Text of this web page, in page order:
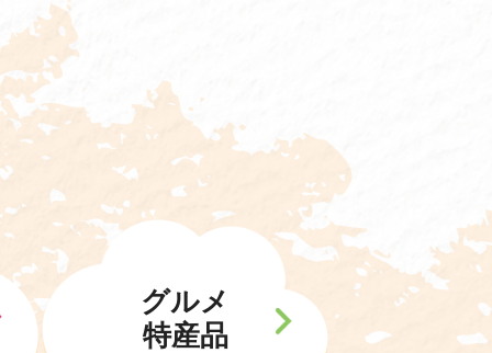
グルメ
特産品